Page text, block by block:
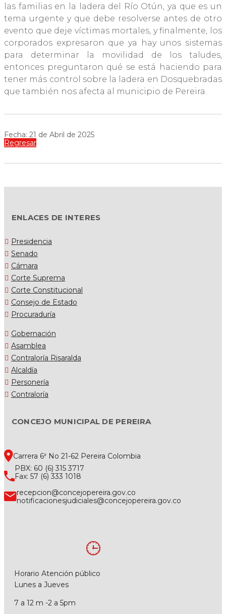
las familias en la ladera del Río Otún, ya que es un
tema urgente y que debe resolverse antes de otro
evento que deje víctimas mortales, y finalmente, los
corporados expresaron que ya hay unos sistemas
para determinar la movilidad de los taludes,
entonces preguntaron qué se está haciendo para
tener más control sobre la ladera en Dosquebradas
que también nos afecta al municipio de Pereira.
Fecha: 21 de Abril de 2025
Regresar
ENLACES DE INTERES
Presidencia
Senado
Cámara
Corte Suprema
Corte Constitucional
Consejo de Estado
Procuraduría
Gobernación
Asamblea
Contraloría Risaralda
Alcaldía
Personería
Contraloría
CONCEJO MUNICIPAL DE PEREIRA
Carrera 6ª No 21-62 Pereira Colombia
PBX: 60 (6) 315 3717
Fax: 57 (6) 333 1018
recepcion@concejopereira.gov.co
notificacionesjudiciales@concejopereira.gov.co
Horario Atención público
Lunes a Jueves
7 a 12 m -2 a 5pm